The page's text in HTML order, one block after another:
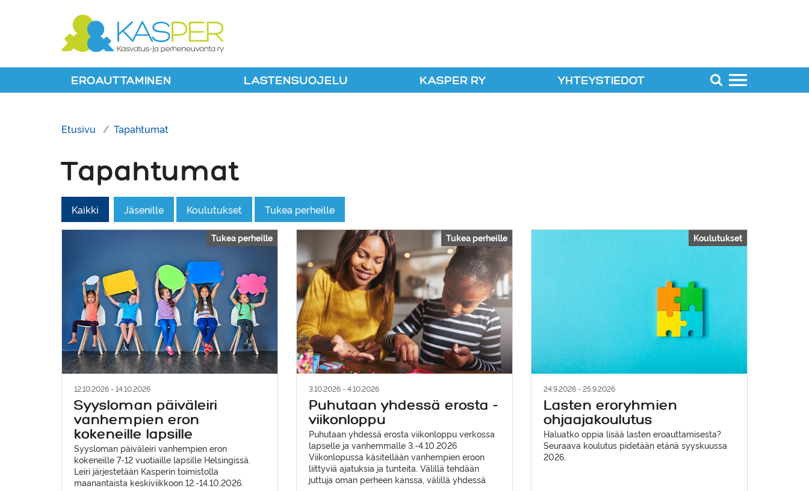
Suomen Kasper ry
EROAUTTAMINEN LASTENSUOJELU KASPER RY YHTEYSTIEDOT
Haku
HakuMenu
Menu
Etusivu Tapahtumat
Tapahtumat
Valitse tapahtuman tyyppi:
Kaikki Jäsenille Koulutukset Tukea perheille
Tukea perheille
12.10.2026 - 14.10.2026
Syysloman päiväleiri
vanhempien eron
kokeneille lapsille
Syysloman päiväleiri vanhempien eron
kokeneille 7-12 vuotiaille lapsille Helsingissä.
Leiri järjestetään Kasperin toimistolla
maanantaista keskiviikkoon 12.-14.10.2026.
Tukea perheille
3.10.2026 - 4.10.2026
Puhutaan yhdessä erosta -
viikonloppu
Puhutaan yhdessä erosta viikonloppu verkossa
lapselle ja vanhemmalle 3.-4.10.2026
Viikonlopussa käsitellään vanhempien eroon
liittyviä ajatuksia ja tunteita. Välillä tehdään
juttuja oman perheen kanssa, välillä yhdessä.
Koulutukset
24.9.2026 - 25.9.2026
Lasten eroryhmien
ohjaajakoulutus
Haluatko oppia lisää lasten eroauttamisesta?
Seuraava koulutus pidetään etänä syyskuussa
2026.